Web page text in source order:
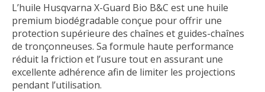
L’huile Husqvarna X-Guard Bio B&C est une huile
premium biodégradable conçue pour offrir une
protection supérieure des chaînes et guides-chaînes
de tronçonneuses. Sa formule haute performance
réduit la friction et l’usure tout en assurant une
excellente adhérence afin de limiter les projections
pendant l’utilisation.